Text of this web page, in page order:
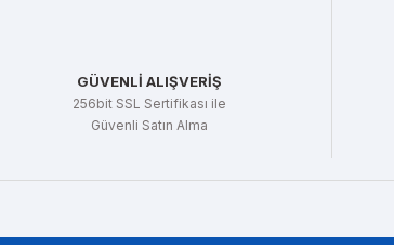
GÜVENLİ ALIŞVERİŞ
256bit SSL Sertifikası ile
Güvenli Satın Alma